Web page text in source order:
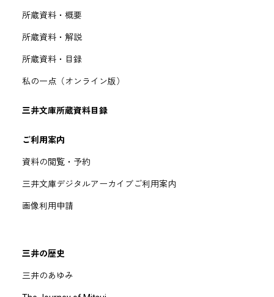
所蔵資料・概要
所蔵資料・解説
所蔵資料・目録
私の一点（オンライン版）
三井文庫所蔵資料目録
ご利用案内
資料の閲覧・予約
三井文庫デジタルアーカイブご利用案内
画像利用申請
三井の歴史
三井のあゆみ